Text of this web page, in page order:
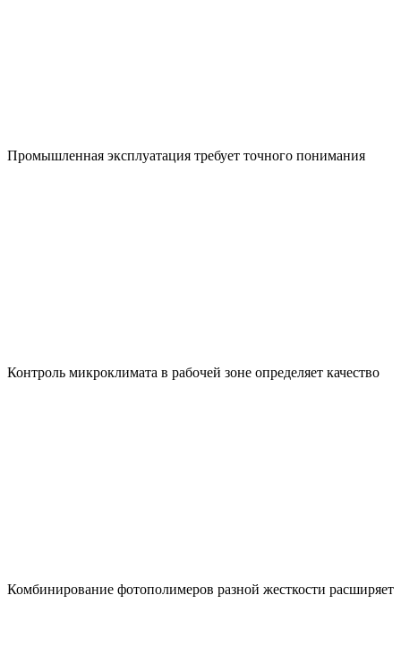
Промышленная эксплуатация требует точного понимания
Контроль микроклимата в рабочей зоне определяет качество
Комбинирование фотополимеров разной жесткости расширяет